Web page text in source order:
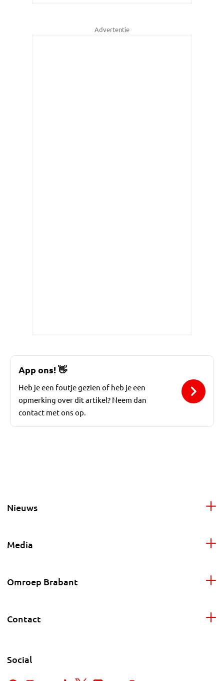
Advertentie
App ons!👋
Heb je een foutje gezien of heb je een
opmerking over dit artikel? Neem dan
contact met ons op.
Nieuws
Media
Omroep Brabant
Contact
Social